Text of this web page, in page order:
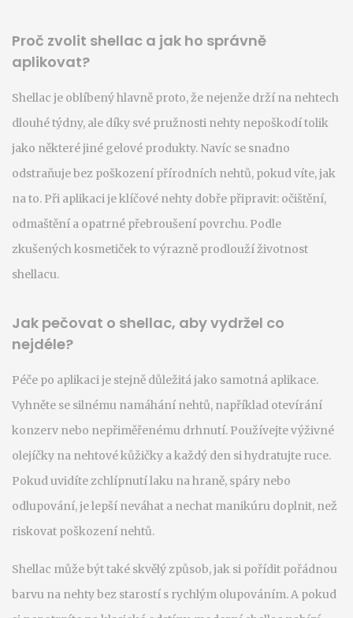
Proč zvolit shellac a jak ho správně
aplikovat?
Shellac je oblíbený hlavně proto, že nejenže drží na nehtech
dlouhé týdny, ale díky své pružnosti nehty nepoškodí tolik
jako některé jiné gelové produkty. Navíc se snadno
odstraňuje bez poškození přírodních nehtů, pokud víte, jak
na to. Při aplikaci je klíčové nehty dobře připravit: očištění,
odmaštění a opatrné přebroušení povrchu. Podle
zkušených kosmetiček to výrazně prodlouží životnost
shellacu.
Jak pečovat o shellac, aby vydržel co
nejdéle?
Péče po aplikaci je stejně důležitá jako samotná aplikace.
Vyhněte se silnému namáhání nehtů, například otevírání
konzerv nebo nepřiměřenému drhnutí. Používejte výživné
olejíčky na nehtové kůžičky a každý den si hydratujte ruce.
Pokud uvidíte zchlípnutí laku na hraně, spáry nebo
odlupování, je lepší neváhat a nechat manikúru doplnit, než
riskovat poškození nehtů.
Shellac může být také skvělý způsob, jak si pořídit pořádnou
barvu na nehty bez starostí s rychlým olupováním. A pokud